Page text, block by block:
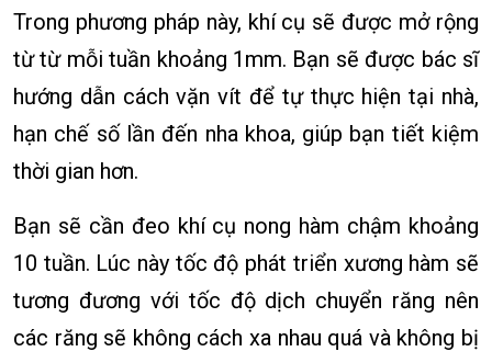
Trong phương pháp này, khí cụ sẽ được mở rộng
từ từ mỗi tuần khoảng 1mm. Bạn sẽ được bác sĩ
hướng dẫn cách vặn vít để tự thực hiện tại nhà,
hạn chế số lần đến nha khoa, giúp bạn tiết kiệm
thời gian hơn.
Bạn sẽ cần đeo khí cụ nong hàm chậm khoảng
10 tuần. Lúc này tốc độ phát triển xương hàm sẽ
tương đương với tốc độ dịch chuyển răng nên
các răng sẽ không cách xa nhau quá và không bị